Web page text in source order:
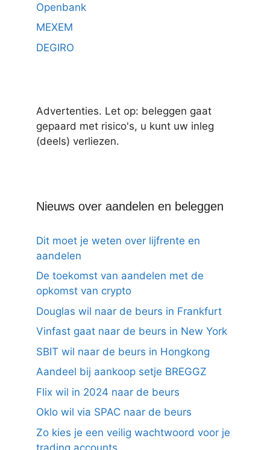
Openbank
MEXEM
DEGIRO
Advertenties. Let op: beleggen gaat
gepaard met risico's, u kunt uw inleg
(deels) verliezen.
Nieuws over aandelen en beleggen
Dit moet je weten over lijfrente en
aandelen
De toekomst van aandelen met de
opkomst van crypto
Douglas wil naar de beurs in Frankfurt
Vinfast gaat naar de beurs in New York
SBIT wil naar de beurs in Hongkong
Aandeel bij aankoop setje BREGGZ
Flix wil in 2024 naar de beurs
Oklo wil via SPAC naar de beurs
Zo kies je een veilig wachtwoord voor je
trading accounts